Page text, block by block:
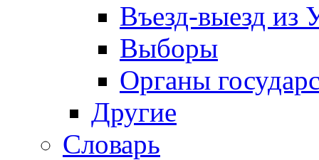
Въезд-выезд из
Выборы
Органы
Другие
Словарь